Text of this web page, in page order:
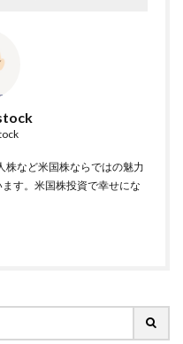
など米国株ならではの魅力
す。米国株投資で幸せにな